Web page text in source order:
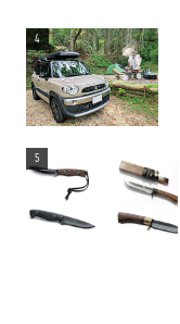
4
5